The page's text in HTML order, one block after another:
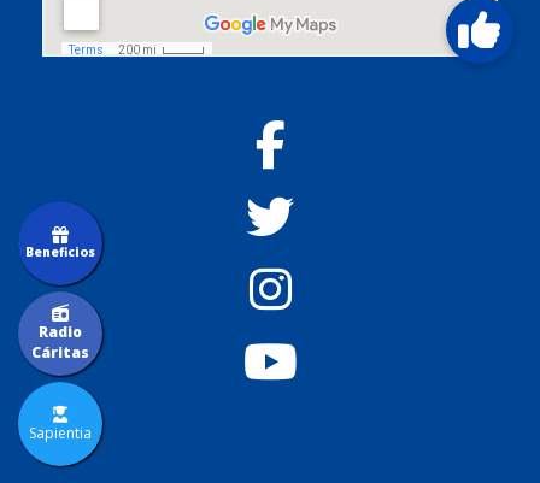
Sapientia
Radio
Cáritas
Beneficios